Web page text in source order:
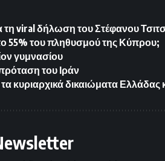
viral δήλωση του Στέφανου
55% του πληθυσμού της Κύπρου;
γυμνασίου
του Ιράν
κυριαρχικά δικαιώματα Ελλάδας